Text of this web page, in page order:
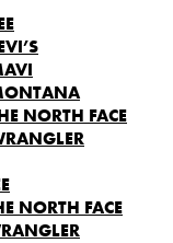
NORTH FACE
FACE